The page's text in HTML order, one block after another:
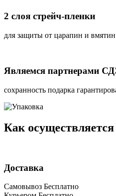
2 слоя стрейч-пленки
для защиты от царапин и вмятин
Являемся партнерами
сохранность подарка
Как
Доставка
Самовывоз Бесплатно